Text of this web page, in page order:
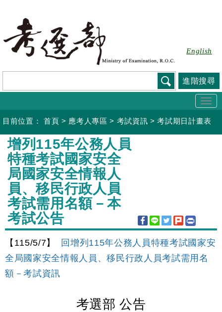
要
容
English
進階搜尋
目前位置： 首頁 > 應考人專區 > 考試資訊 >考試期日計畫表
:::
增列115年公務人員
特種考試國家安全
局國家安全情報人
員、移民行政人員
考試需用名額－本
考試公告
【115/5/7】
回增列115年公務人員特種考試國家安
全局國家安全情報人員、移民行政人員考試需用名
額－考試資訊
考選部 公告